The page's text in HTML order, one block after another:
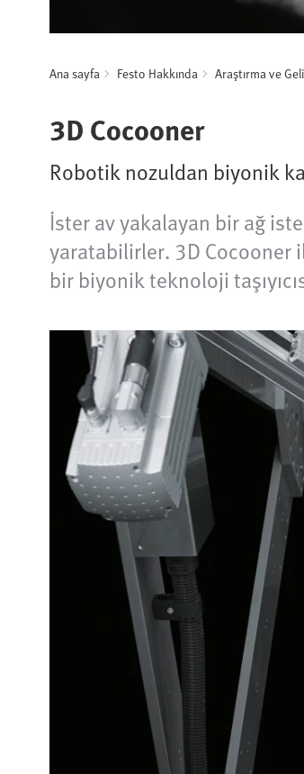
Ana sayfa Festo Hakkında Araştırma ve
3D Cocooner
Robotik nozuldan biyonik
İster av yakalayan bir ağ
yaratabilirler. 3D Cocooner
bir biyonik teknoloji